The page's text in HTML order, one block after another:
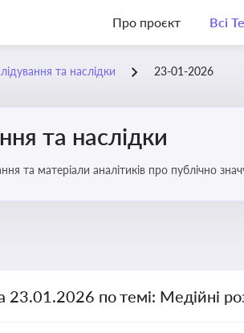
Про проєкт Всі
та наслідки 23-01-2026
та наслідки
та матеріали аналітиків про публічно
23.01.2026 по темі: Медійні